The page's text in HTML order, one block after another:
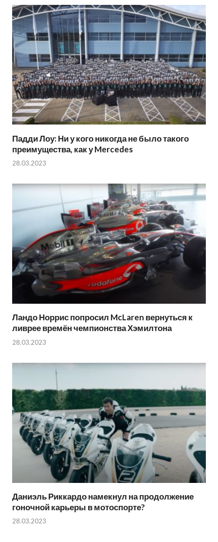
Падди Лоу: Ни у кого никогда не было такого
преимущества, как у Mercedes
28.03.2023
Ландо Норрис попросил McLaren вернуться к
ливрее времён чемпионства Хэмилтона
28.03.2023
Даниэль Риккардо намекнул на продолжение
гоночной карьеры в мотоспорте?
28.03.2023